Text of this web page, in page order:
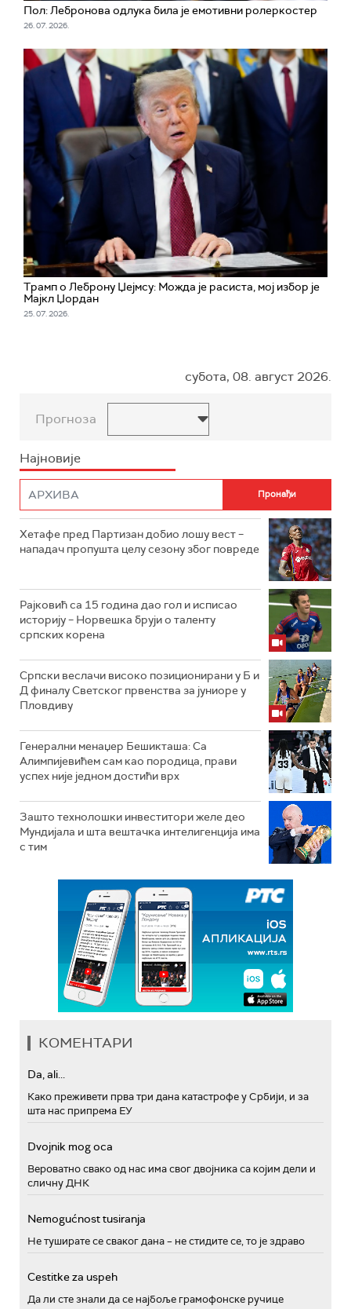
Пол: Лебронова одлука била је емотивни ролеркостер
26. 07. 2026.
Трамп о Леброну Џејмсу: Можда је расиста, мој избор је
Мајкл Џордан
25. 07. 2026.
субота, 08. август 2026.
Прогноза
Најновије
Хетафе пред Партизан добио лошу вест –
нападач пропушта целу сезону због повреде
Рајковић са 15 година дао гол и исписао
историју – Норвешка бруји о таленту
српских корена
Српски веслачи високо позиционирани у Б и
Д финалу Светског првенства за јуниоре у
Пловдиву
Генерални менаџер Бешикташа: Са
Алимпијевићем сам као породица, прави
успех није једном достићи врх
Зашто технолошки инвеститори желе део
Мундијала и шта вештачка интелигенција има
с тим
КОМЕНТАРИ
Da, ali...
Како преживети прва три дана катастрофе у Србији, и за
шта нас припрема ЕУ
Dvojnik mog oca
Вероватно свако од нас има свог двојника са којим дели и
сличну ДНК
Nemogućnost tusiranja
Не туширате се сваког дана – не стидите се, то је здраво
Cestitke za uspeh
Да ли сте знали да се најбоље грамофонске ручице